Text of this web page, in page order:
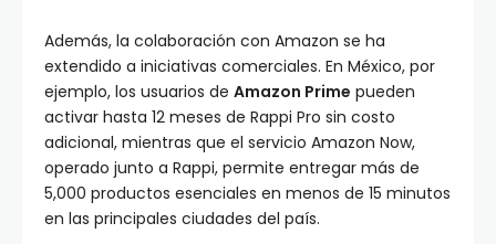
Además, la colaboración con Amazon se ha
extendido a iniciativas comerciales. En México, por
ejemplo, los usuarios de Amazon Prime pueden
activar hasta 12 meses de Rappi Pro sin costo
adicional, mientras que el servicio Amazon Now,
operado junto a Rappi, permite entregar más de
5,000 productos esenciales en menos de 15 minutos
en las principales ciudades del país.